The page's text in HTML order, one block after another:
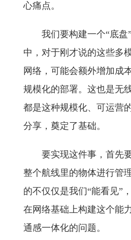
心痛点。
我们要构建一个“底
中，对于刚才说的这些多
网络，可能会额外增加成
规模化的部署。这也是无
都是这种规模化、可运营
分享，奠定了基础。
要实现这件事，首先
整个航线里的物体进行管
的不仅仅是我们“能看见”
在网络基础上构建这个能
通感一体化的问题。